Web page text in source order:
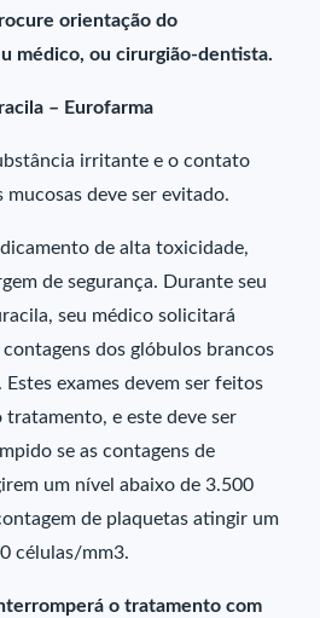
orientação do
médico, ou cirurgião-dentista.
– Eurofarma
irritante e o contato
mucosas deve ser evitado.
de alta toxicidade,
de segurança. Durante seu
seu médico solicitará
contagens dos glóbulos brancos
exames devem ser feitos
e este deve ser
se as contagens de
um nível abaixo de 3.500
de plaquetas atingir um
células/mm3.
o tratamento com